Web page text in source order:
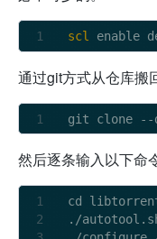
scl enable
通过git方式从仓库搬
git clone - -
然后逐条输入以下命
cd
./